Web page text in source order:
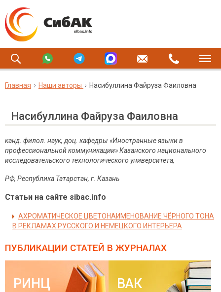
Главная Наши авторы Насибуллина Файруза Фаиловна
Насибуллина Файруза Фаиловна
канд. филол. наук, доц. кафедры «Иностранные языки в
профессиональной коммуникации» Казанского национального
исследовательского технологического университета,
РФ, Республика Татарстан, г. Казань
Статьи на сайте sibac.info
АХРОМАТИЧЕСКОЕ ЦВЕТОНАИМЕНОВАНИЕ ЧЁРНОГО ТОНА
В РЕКЛАМАХ РУССКОГО И НЕМЕЦКОГО ИНТЕРЬЕРА
ПУБЛИКАЦИИ СТАТЕЙ В ЖУРНАЛАХ
РИНЦ ВАК